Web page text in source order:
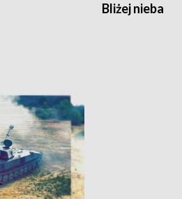
Bliżej nieba